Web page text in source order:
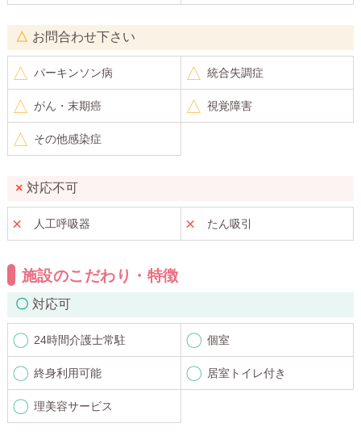
お問合わせ下さい
パーキンソン病 統合失調症
がん・末期癌 視覚障害
その他感染症
対応不可
人工呼吸器 たん吸引
施設のこだわり・特徴
対応可
24時間介護士常駐 個室
終身利用可能 居室トイレ付き
理美容サービス